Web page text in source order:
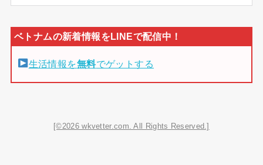
生活情報を無料でゲットする
[©2026 wkvetter.com. All Rights Reserved.]